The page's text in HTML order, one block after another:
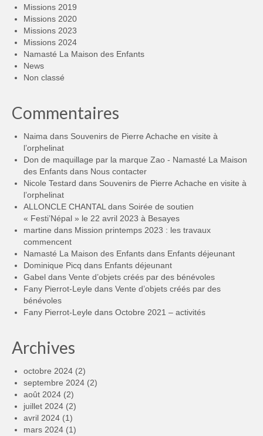
Missions 2019
Missions 2020
Missions 2023
Missions 2024
Namasté La Maison des Enfants
News
Non classé
Commentaires
Naima dans Souvenirs de Pierre Achache en visite à
l’orphelinat
Don de maquillage par la marque Zao - Namasté La Maison
des Enfants dans Nous contacter
Nicole Testard dans Souvenirs de Pierre Achache en visite à
l’orphelinat
ALLONCLE CHANTAL dans Soirée de soutien
« Festi’Népal » le 22 avril 2023 à Besayes
martine dans Mission printemps 2023 : les travaux
commencent
Namasté La Maison des Enfants dans Enfants déjeunant
Dominique Picq dans Enfants déjeunant
Gabel dans Vente d’objets créés par des bénévoles
Fany Pierrot-Leyle dans Vente d’objets créés par des
bénévoles
Fany Pierrot-Leyle dans Octobre 2021 – activités
Archives
octobre 2024 (2)
septembre 2024 (2)
août 2024 (2)
juillet 2024 (2)
avril 2024 (1)
mars 2024 (1)